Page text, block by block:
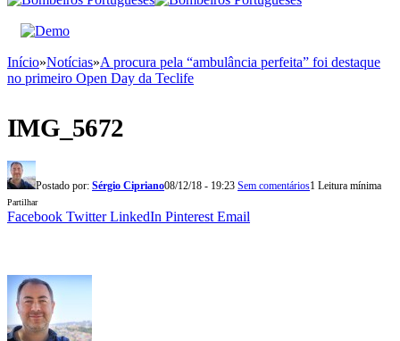
Início»Notícias»A procura pela “ambulância perfeita” foi destaque
no primeiro Open Day da Teclife
IMG_5672
Postado por: Sérgio Cipriano08/12/18 - 19:23 Sem comentários1 Leitura mínima
Partilhar
Facebook Twitter LinkedIn Pinterest Email